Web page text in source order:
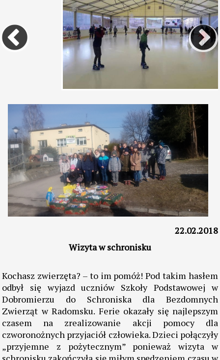
22.02.2018
Wizyta w schronisku
Kochasz zwierzęta? – to im pomóż! Pod takim hasłem
odbył się wyjazd uczniów Szkoły Podstawowej w
Dobromierzu do Schroniska dla Bezdomnych
Zwierząt w Radomsku. Ferie okazały się najlepszym
czasem na zrealizowanie akcji pomocy dla
czworonożnych przyjaciół człowieka. Dzieci połączyły
„przyjemne z pożytecznym” ponieważ wizyta w